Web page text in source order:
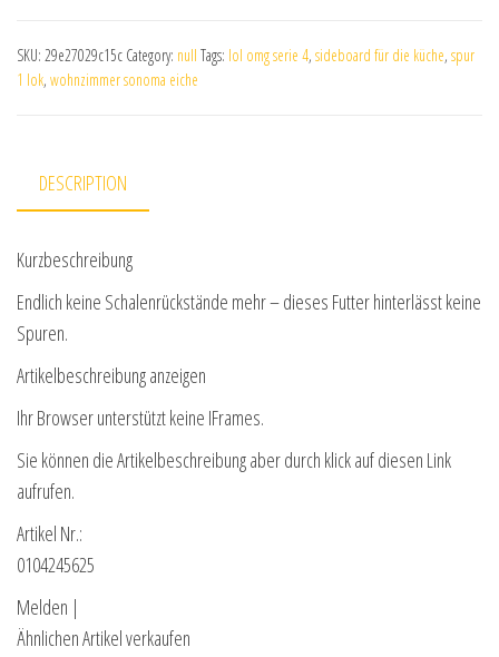
SKU: 29e27029c15c Category: null Tags: lol omg serie 4, sideboard für die küche, spur
1 lok, wohnzimmer sonoma eiche
DESCRIPTION
Kurzbeschreibung
Endlich keine Schalenrückstände mehr – dieses Futter hinterlässt keine
Spuren.
Artikelbeschreibung anzeigen
Ihr Browser unterstützt keine IFrames.
Sie können die Artikelbeschreibung aber durch klick auf diesen Link
aufrufen.
Artikel Nr.:
0104245625
Melden |
Ähnlichen Artikel verkaufen